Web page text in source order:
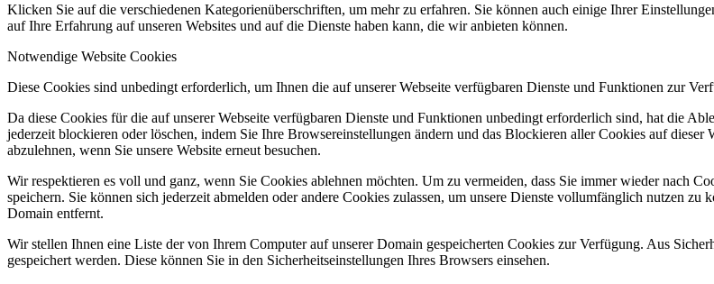
Klicken Sie auf die verschiedenen Kategorienüberschriften, um mehr zu erfahren. Sie können auch einige Ihrer
auf Ihre Erfahrung auf unseren Websites und auf die Dienste haben kann, die wir anbieten können.
Notwendige Website Cookies
Diese Cookies sind unbedingt erforderlich, um Ihnen die auf unserer Webseite verfügbaren Dienste und Funktionen zur
Da diese Cookies für die auf unserer Webseite verfügbaren Dienste und Funktionen unbedingt erforderlich sind, hat die
jederzeit blockieren oder löschen, indem Sie Ihre Browsereinstellungen ändern und das Blockieren aller Cookies auf
abzulehnen, wenn Sie unsere Website erneut besuchen.
Wir respektieren es voll und ganz, wenn Sie Cookies ablehnen möchten. Um zu vermeiden, dass Sie immer wieder nach
speichern. Sie können sich jederzeit abmelden oder andere Cookies zulassen, um unsere Dienste vollumfänglich nutzen
Domain entfernt.
Wir stellen Ihnen eine Liste der von Ihrem Computer auf unserer Domain gespeicherten Cookies zur Verfügung. Aus
gespeichert werden. Diese können Sie in den Sicherheitseinstellungen Ihres Browsers einsehen.